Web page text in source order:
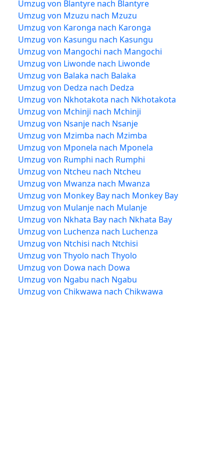
Umzug von Blantyre nach Blantyre
Umzug von Mzuzu nach Mzuzu
Umzug von Karonga nach Karonga
Umzug von Kasungu nach Kasungu
Umzug von Mangochi nach Mangochi
Umzug von Liwonde nach Liwonde
Umzug von Balaka nach Balaka
Umzug von Dedza nach Dedza
Umzug von Nkhotakota nach Nkhotakota
Umzug von Mchinji nach Mchinji
Umzug von Nsanje nach Nsanje
Umzug von Mzimba nach Mzimba
Umzug von Mponela nach Mponela
Umzug von Rumphi nach Rumphi
Umzug von Ntcheu nach Ntcheu
Umzug von Mwanza nach Mwanza
Umzug von Monkey Bay nach Monkey Bay
Umzug von Mulanje nach Mulanje
Umzug von Nkhata Bay nach Nkhata Bay
Umzug von Luchenza nach Luchenza
Umzug von Ntchisi nach Ntchisi
Umzug von Thyolo nach Thyolo
Umzug von Dowa nach Dowa
Umzug von Ngabu nach Ngabu
Umzug von Chikwawa nach Chikwawa